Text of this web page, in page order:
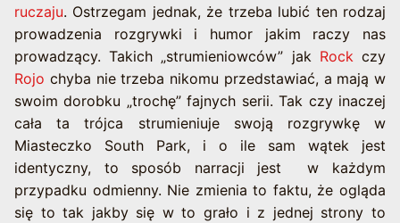
ruczaju. Ostrzegam jednak, że trzeba lubić ten rodzaj
prowadzenia rozgrywki i humor jakim raczy nas
prowadzący. Takich „strumieniowców” jak Rockczy
Rojo chyba nie trzeba nikomu przedstawiać, a mają w
swoim dorobku „trochę” fajnych serii. Tak czy inaczej
cała ta trójca strumieniuje swoją rozgrywkę w
Miasteczko South Park, i o ile sam wątek jest
identyczny, to sposób narracji jest w każdym
przypadku odmienny. Nie zmienia to faktu, że ogląda
się to tak jakby się w to grało i z jednej strony to